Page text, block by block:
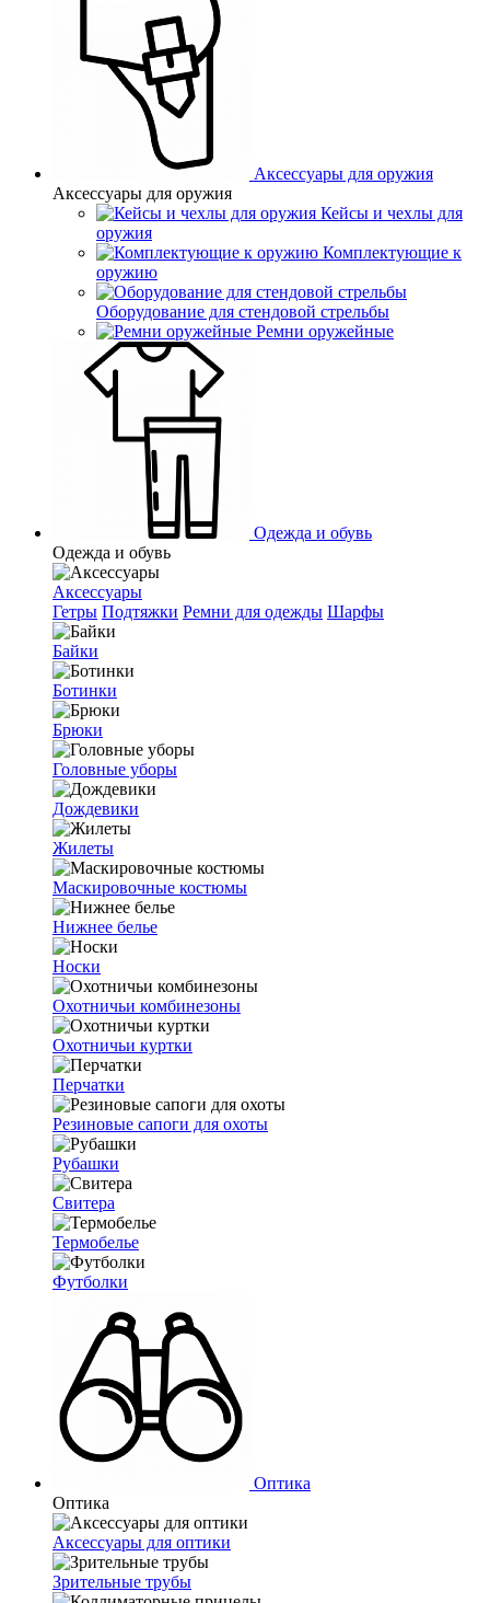
Аксессуары для оружия
Аксессуары для оружия
Кейсы и чехлы для
оружия
Комплектующие к
оружию
Оборудование для стендовой стрельбы
Ремни оружейные
Одежда и обувь
Одежда и обувь
Аксессуары
Гетры Подтяжки Ремни для одежды Шарфы
Байки
Ботинки
Брюки
Головные уборы
Дождевики
Жилеты
Маскировочные костюмы
Нижнее белье
Носки
Охотничьи комбинезоны
Охотничьи куртки
Перчатки
Резиновые сапоги для охоты
Рубашки
Свитера
Термобелье
Футболки
Оптика
Оптика
Аксессуары для оптики
Зрительные трубы